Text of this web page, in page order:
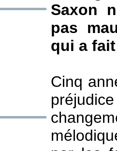
Saxon
pas
qui a
Cinq